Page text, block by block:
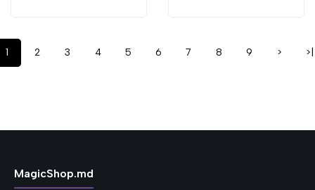
1 2 3 4 5 6 7 8 9 > >|
MagicShop.md